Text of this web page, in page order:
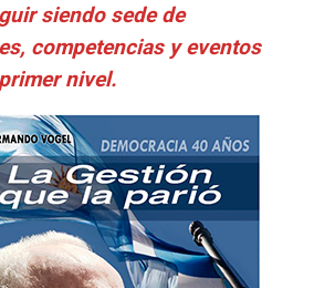
siendo sede de
competencias y eventos
nivel.